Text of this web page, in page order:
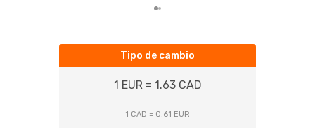
Tipo de cambio
1 EUR = 1.63 CAD
1 CAD = 0.61 EUR